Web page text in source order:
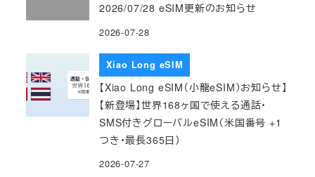
2026/07/28 eSIM更新のお知らせ
2026-07-28
Xiao Long eSIM
【Xiao Long eSIM（小龍eSIM）お知らせ】
【新登場】世界168ヶ国で使える通話・
SMS付きグローバルeSIM（米国番号 +1
つき・最長365日）
2026-07-27